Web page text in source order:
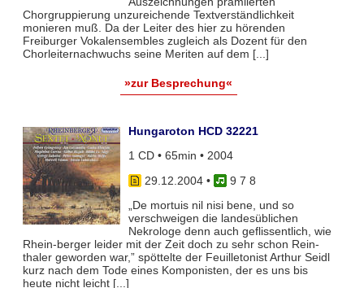
Chorgruppierung unzureichende Textverständlichkeit
monieren muß. Da der Leiter des hier zu hörenden
Freiburger Vokalensembles zugleich als Dozent für den
Chorleiternachwuchs seine Meriten auf dem [...]
»zur Besprechung«
Hungaroton HCD 32221
1 CD • 65min • 2004
29.12.2004•
9 7 8
„De mortuis nil nisi bene, und so
verschweigen die landesüblichen
Nekrologe denn auch geflissentlich, wie
Rhein-berger leider mit der Zeit doch zu sehr schon Rein-
thaler geworden war,” spöttelte der Feuilletonist Arthur Seidl
kurz nach dem Tode eines Komponisten, der es uns bis
heute nicht leicht [...]